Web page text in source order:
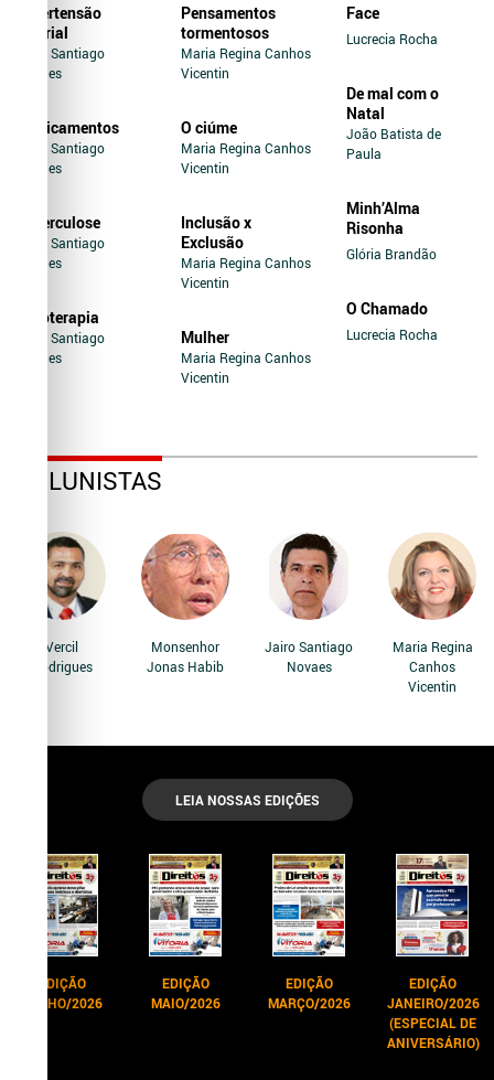
Hipertensão
Arterial
Jairo Santiago
Novaes
Medicamentos
Jairo Santiago
Novaes
Tuberculose
Jairo Santiago
Novaes
Soroterapia
Jairo Santiago
Novaes
Pensamentos
tormentosos
Maria Regina Canhos
Vicentin
O ciúme
Maria Regina Canhos
Vicentin
Inclusão x
Exclusão
Maria Regina Canhos
Vicentin
Mulher
Maria Regina Canhos
Vicentin
Face
Lucrecia Rocha
De mal com o
Natal
João Batista de
Paula
Minh’Alma
Risonha
Glória Brandão
O Chamado
Lucrecia Rocha
COLUNISTAS
Vercil
Rodrigues
Monsenhor
Jonas Habib
Jairo Santiago
Novaes
Maria Regina
Canhos
Vicentin
LEIA NOSSAS EDIÇÕES
EDIÇÃO
JUNHO/2026
EDIÇÃO
MAIO/2026
EDIÇÃO
MARÇO/2026
EDIÇÃO
JANEIRO/2026
(ESPECIAL DE
ANIVERSÁRIO)